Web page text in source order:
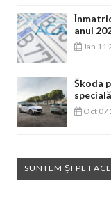
anul
Jan 11
Škoda
Oct 07
SUNTEM ȘI PE